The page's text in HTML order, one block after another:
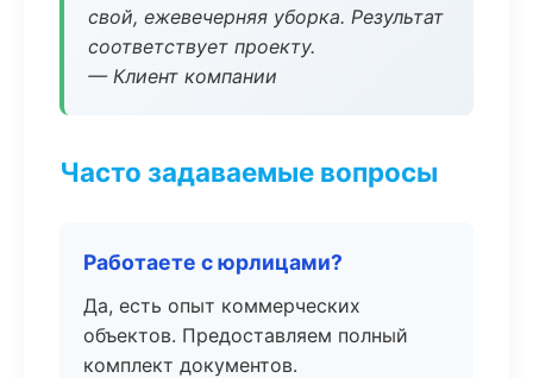
свой, ежевечерняя уборка. Результат
соответствует проекту.
— Клиент компании
Часто задаваемые вопросы
Работаете с юрлицами?
Да, есть опыт коммерческих
объектов. Предоставляем полный
комплект документов.